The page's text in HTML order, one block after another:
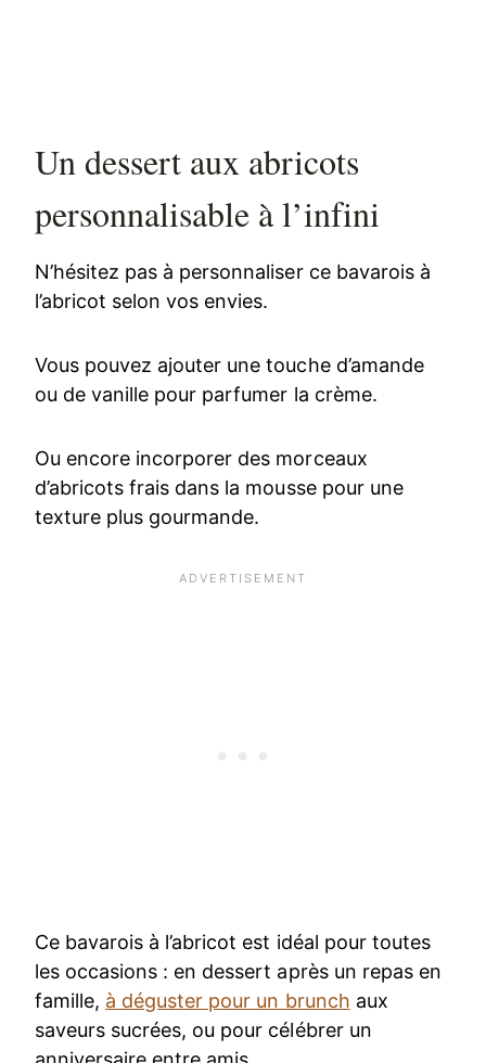
Un dessert aux abricots
personnalisable à l’infini
N’hésitez pas à personnaliser ce bavarois à
l’abricot selon vos envies.
Vous pouvez ajouter une touche d’amande
ou de vanille pour parfumer la crème.
Ou encore incorporer des morceaux
d’abricots frais dans la mousse pour une
texture plus gourmande.
Ce bavarois à l’abricot est idéal pour toutes
les occasions : en dessert après un repas en
famille, à déguster pour un brunch aux
saveurs sucrées, ou pour célébrer un